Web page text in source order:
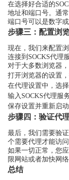
在选择好合适的
地址和端口号。通
端口号可以是数字
步骤三：配置浏
现在，我们来配置
连接到SOCKS代理
对于大多数浏览器
打开浏览器的设置
在代理设置中，选
输入SOCKS代理服
保存设置并重新启动
步骤四：验证代
最后，我们需要验
个需要代理才能访
如果一切正常，您
限网站或者加快网络
总结